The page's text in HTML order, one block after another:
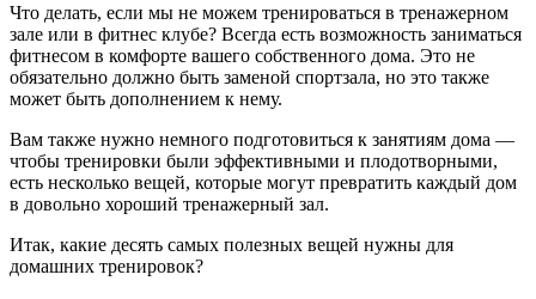
Что делать, если мы не можем тренироваться в тренажерном
зале или в фитнес клубе? Всегда есть возможность заниматься
фитнесом в комфорте вашего собственного дома. Это не
обязательно должно быть заменой спортзала, но это также
может быть дополнением к нему.
Вам также нужно немного подготовиться к занятиям дома —
чтобы тренировки были эффективными и плодотворными,
есть несколько вещей, которые могут превратить каждый дом
в довольно хороший тренажерный зал.
Итак, какие десять самых полезных вещей нужны для
домашних тренировок?